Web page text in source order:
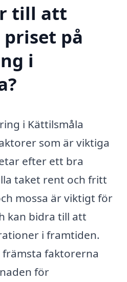
till att
på
i
i Kättilsmåla
som är viktiga
efter ett bra
taket rent och fritt
mossa är viktigt för
kan bidra till att
i framtiden.
främsta faktorerna
för